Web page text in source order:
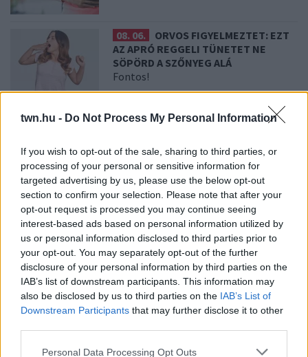
twn.hu - Do Not Process My Personal Information
If you wish to opt-out of the sale, sharing to third parties, or
processing of your personal or sensitive information for
targeted advertising by us, please use the below opt-out
section to confirm your selection. Please note that after your
opt-out request is processed you may continue seeing
interest-based ads based on personal information utilized by
us or personal information disclosed to third parties prior to
your opt-out. You may separately opt-out of the further
disclosure of your personal information by third parties on the
IAB’s list of downstream participants. This information may
also be disclosed by us to third parties on the IAB’s List of
Downstream Participants that may further disclose it to other
Please note that this website/app uses one or more Google
Personal Data Processing Opt Outs
08. 06.
ORVOS FIGYELMEZTET: EZT
AZ APRÓ REGGELI TÜNETET NE
SÖPÖRD A SZŐNYEG ALÁ
Fontos!
08. 05.
EZÉRT PÁRÁSODIK BE
A MEGOLDÁS, MINT GONDOLNÁD
Villámgyors megoldás
08. 04.
NEM ECETTEL ÉS NEM SZÓDABIKARBÓNÁVAL:
EZZEL LESZ ÚJRA CSILLOGÓ A VÍZKÖVES CSAP
A legjobb trükk
08. 03.
HA MINDIG EZT A MONDATOT HASZNÁLOD, AZ
RENDKÍVÜL MAGAS ÉRZELMI INTELLIGENCIÁRA UTALHAT
Te szoktad?
08. 02.
SOKAN ROSSZUL TÁROLJÁK A GYÓGYSZEREIKET –
EMIATT CSÖKKENHET A HATÁSUK